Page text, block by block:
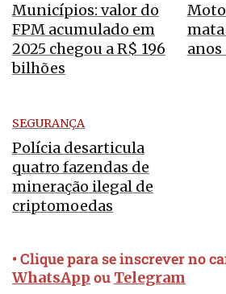
Municípios: valor do
FPM acumulado em
2025 chegou a R$ 196
bilhões
anos
SEGURANÇA
Polícia desarticula
quatro fazendas de
mineração ilegal de
criptomoedas
• Clique para se inscrever no
WhatsApp ou Telegram